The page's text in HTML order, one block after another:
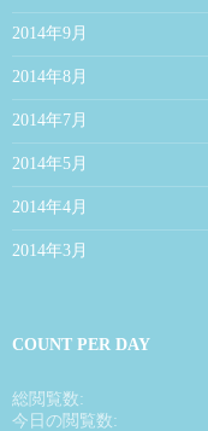
2014年9月
2014年8月
2014年7月
2014年5月
2014年4月
2014年3月
COUNT PER DAY
総閲覧数:
今日の閲覧数: